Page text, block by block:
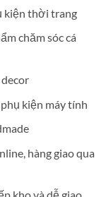
kiện thời trang
chăm sóc cá
kiện máy tính
hàng giao qua